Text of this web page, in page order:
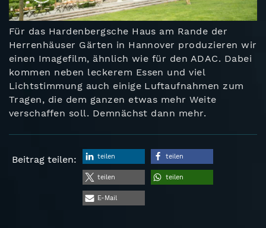
Für das Hardenbergsche Haus am Rande der
Herrenhäuser Gärten in Hannover produzieren wir
einen Imagefilm, ähnlich wie für den ADAC. Dabei
kommen neben leckerem Essen und viel
Lichtstimmung auch einige Luftaufnahmen zum
Tragen, die dem ganzen etwas mehr Weite
verschaffen soll. Demnächst dann mehr.
Beitrag teilen: teilen teilen
teilen teilen
E-Mail